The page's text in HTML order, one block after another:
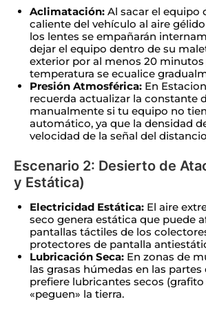
Aclimatación:Al sacar el equipo
caliente del vehículo al aire
los lentes se empañarán
dejar el equipo dentro de su
exterior por al menos 20 minutos
temperatura se ecualice
Presión Atmosférica:En
recuerda actualizar la constante
manualmente si tu equipo no
automático, ya que la densidad
velocidad de la señal del
Escenario 2: Desierto de
y Estática)
Electricidad Estática:El aire
seco genera estática que puede
pantallas táctiles de los
protectores de pantalla
Lubricación Seca:En zonas de
las grasas húmedas en las partes
prefiere lubricantes secos
«peguen» la tierra.